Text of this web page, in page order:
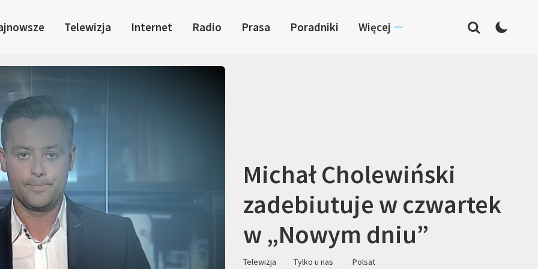
Telewizja Internet Radio Prasa Poradniki Więcej
Michał Cholewiński
zadebiutuje w czwartek
w „Nowym dniu”
Telewizja Tylko u nas Polsat